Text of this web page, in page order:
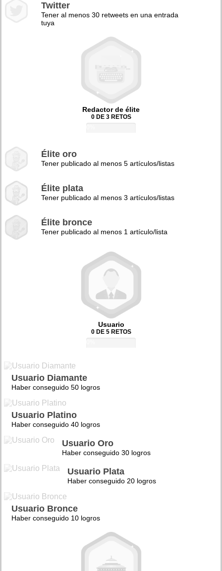
Twitter
Tener al menos 30 retweets en una entrada
tuya
Redactor de élite
0 DE 3 RETOS
Élite oro
Tener publicado al menos 5 artículos/listas
Élite plata
Tener publicado al menos 3 artículos/listas
Élite bronce
Tener publicado al menos 1 artículo/lista
Usuario
0 DE 5 RETOS
Usuario Diamante
Haber conseguido 50 logros
Usuario Platino
Haber conseguido 40 logros
Usuario Oro
Haber conseguido 30 logros
Usuario Plata
Haber conseguido 20 logros
Usuario Bronce
Haber conseguido 10 logros